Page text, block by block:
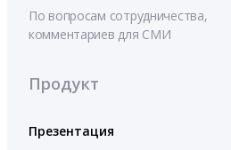
По вопросам сотрудничества,
комментариев для СМИ
Продукт
Презентация